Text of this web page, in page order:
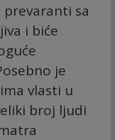
sa
i biće
je
vlasti u
broj ljudi